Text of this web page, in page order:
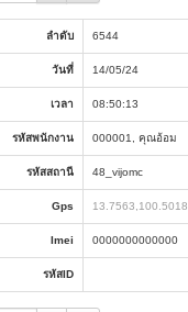
ลำดับ 6544
วันที่ 14/05/24
เวลา 08:50:13
รหัสพนักงาน 000001, คุณอ้อม
รหัสสถานี 48_vijomc
Gps 13.7563,100.5018
Imei 0000000000000
รหัสID